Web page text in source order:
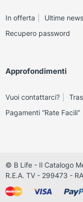
In offerta Ultime news
Recupero password
Approfondimenti
Vuoi contattarci?
Pagamenti “Rate Facili”
© B Life - Il Catalogo
R.E.A. TV - 299473 -